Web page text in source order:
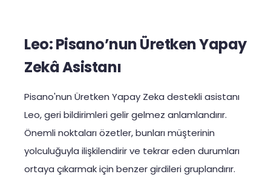
Leo: Pisano’nun Üretken Yapay
Zekâ Asistanı
Pisano'nun Üretken Yapay Zeka destekli asistanı
Leo, geri bildirimleri gelir gelmez anlamlandırır.
Önemli noktaları özetler, bunları müşterinin
yolculuğuyla ilişkilendirir ve tekrar eden durumları
ortaya çıkarmak için benzer girdileri gruplandırır.